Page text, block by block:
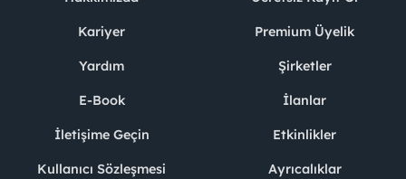
Kariyer
Yardım
E-Book
İletişime Geçin
Kullanıcı Sözleşmesi
Premium Üyelik
Şirketler
İlanlar
Etkinlikler
Ayrıcalıklar